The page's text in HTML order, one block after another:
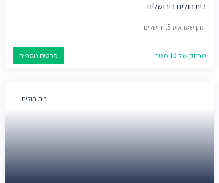
בית חולים בירושלים
נתן שטראוס 5, ירושלים
מרחק של 10 מטר פרטים נוספים
בית חולים